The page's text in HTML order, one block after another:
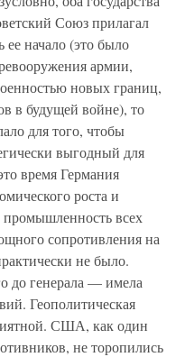
Союз прилагал
ее начало (это было
армии,
новых границ,
в будущей войне), то
для того, чтобы
выгодный для
время Германия
роста и
всех
сопротивления на
не было.
до генерала — имела
Геополитическая
США, как один
не торопились